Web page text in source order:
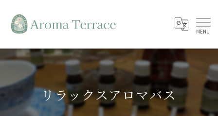
リラックスアロマバス